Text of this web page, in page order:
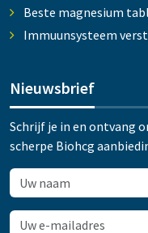
Beste magnesium
Immuunsysteem
Nieuwsbrief
Schrijf je in en ontvang
scherpe Biohcg